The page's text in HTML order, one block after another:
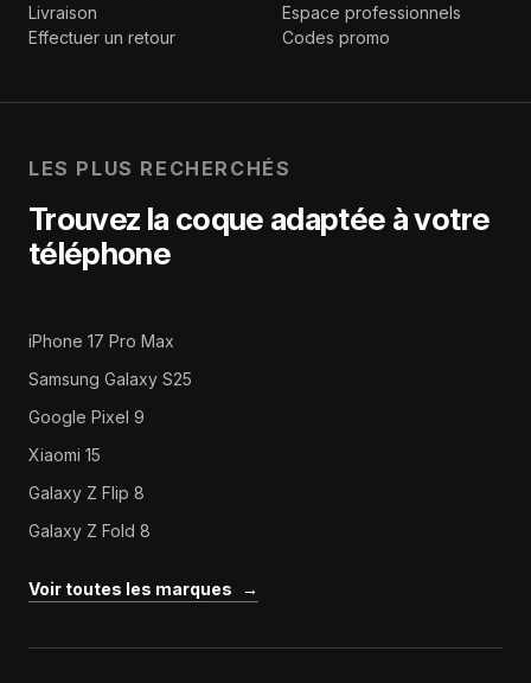
Livraison
Effectuer un retour
Espace professionnels
Codes promo
LES PLUS RECHERCHÉS
Trouvez la coque adaptée à votre
téléphone
iPhone 17 Pro Max
Samsung Galaxy S25
Google Pixel 9
Xiaomi 15
Galaxy Z Flip 8
Galaxy Z Fold 8
Voir toutes les marques →